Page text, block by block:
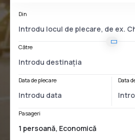
Din
Către
Data de plecare Data
Pasageri